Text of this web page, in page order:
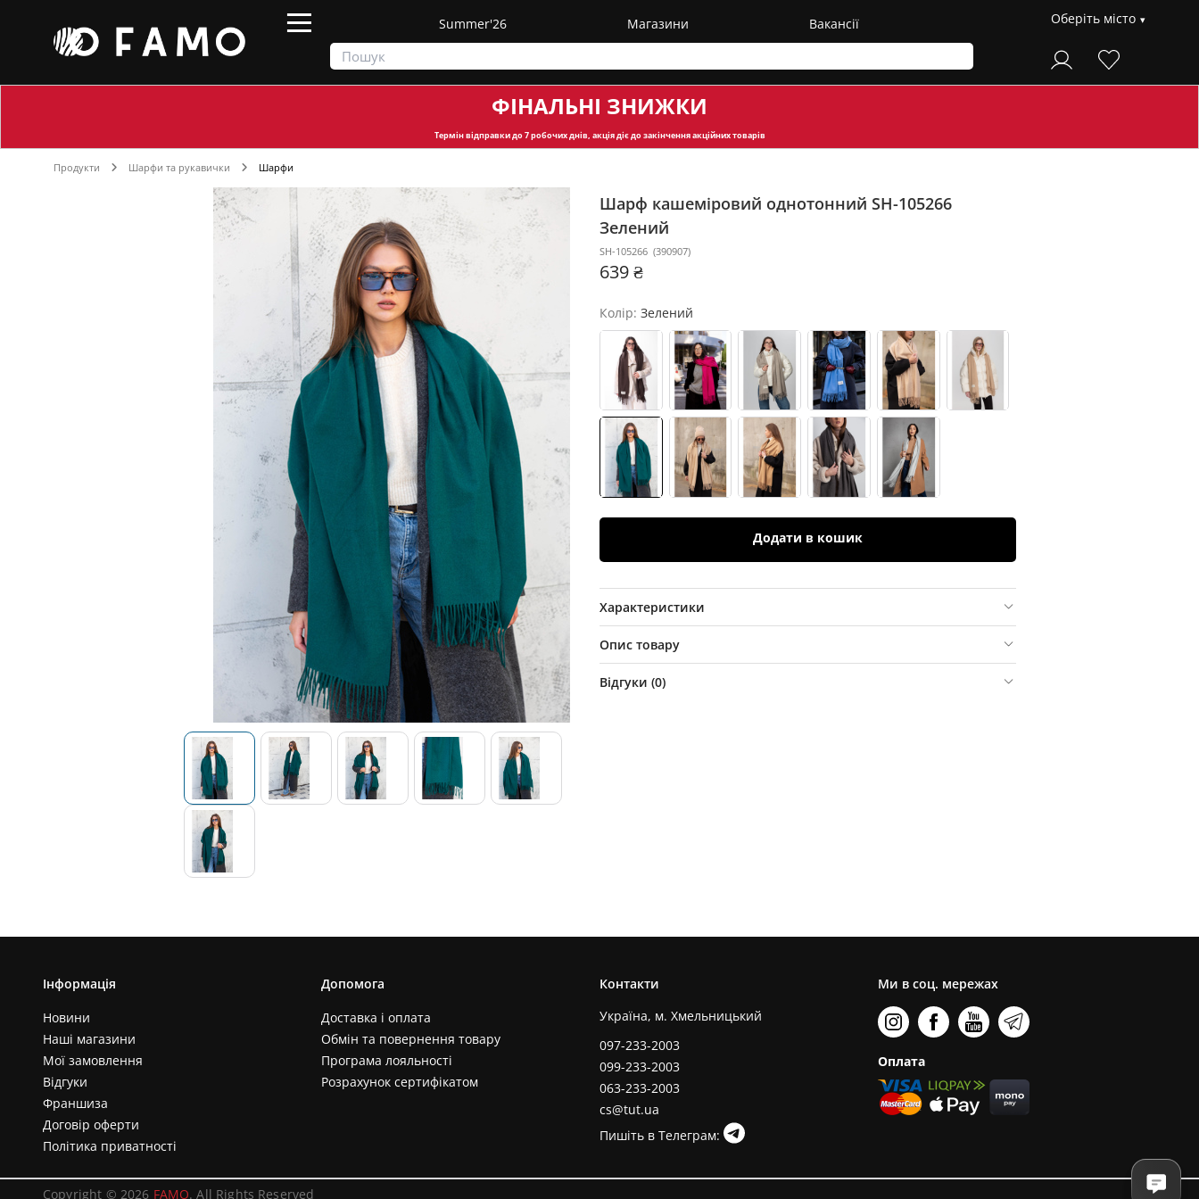
Summer'26 Магазини Вакансії Оберіть місто
ФІНАЛЬНІ ЗНИЖКИ
Термін відправкидо 7 робочих днів, акція діє до закінчення акційних товарів
Продукти Шарфи та рукавички Шарфи
Шарф кашеміровий однотонний SH-105266
Зелений
SH-105266 (390907)
639 ₴
Колір: Зелений
Додати в кошик
Характеристики
Опис товару
Відгуки (0)
Інформація
Новини
Наші магазини
Мої замовлення
Відгуки
Франшиза
Договір оферти
Політика приватності
Допомога
Доставка і оплата
Обмін та повернення товару
Програма лояльності
Розрахунок сертифікатом
Контакти
Україна, м. Хмельницький
097-233-2003
099-233-2003
063-233-2003
cs@tut.ua
Пишіть в Телеграм:
Ми в соц. мережах
Оплата
Copyright © 2026 FAMO. All Rights Reserved